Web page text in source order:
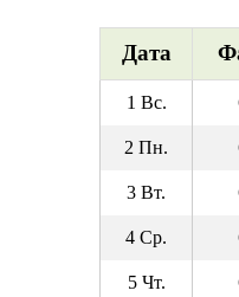
Дата
1 Вс.
2 Пн.
3 Вт.
4 Ср.
5 Чт.